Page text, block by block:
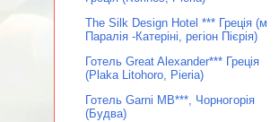
The Silk Design Hotel *** Греція (м
Паралія -Катеріні, регіон Пієрія)
Готель Great Alexander*** Греція
(Plaka Litohoro, Pieria)
Готель Garni MB***, Чорногорія
(Будва)